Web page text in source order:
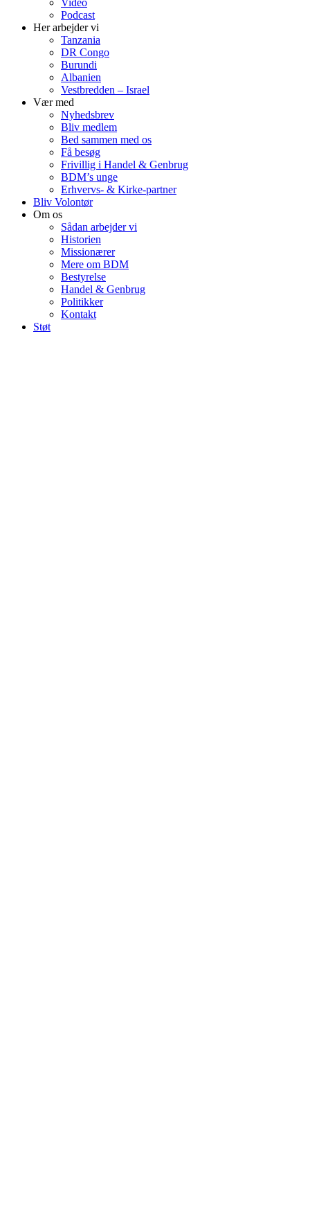
Video
Podcast
Her arbejder vi
Tanzania
DR Congo
Burundi
Albanien
Vestbredden – Israel
Vær med
Nyhedsbrev
Bliv medlem
Bed sammen med os
Få besøg
Frivillig i Handel & Genbrug
BDM’s unge
Erhvervs- & Kirke-partner
Bliv Volontør
Om os
Sådan arbejder vi
Historien
Missionærer
Mere om BDM
Bestyrelse
Handel & Genbrug
Politikker
Kontakt
Støt